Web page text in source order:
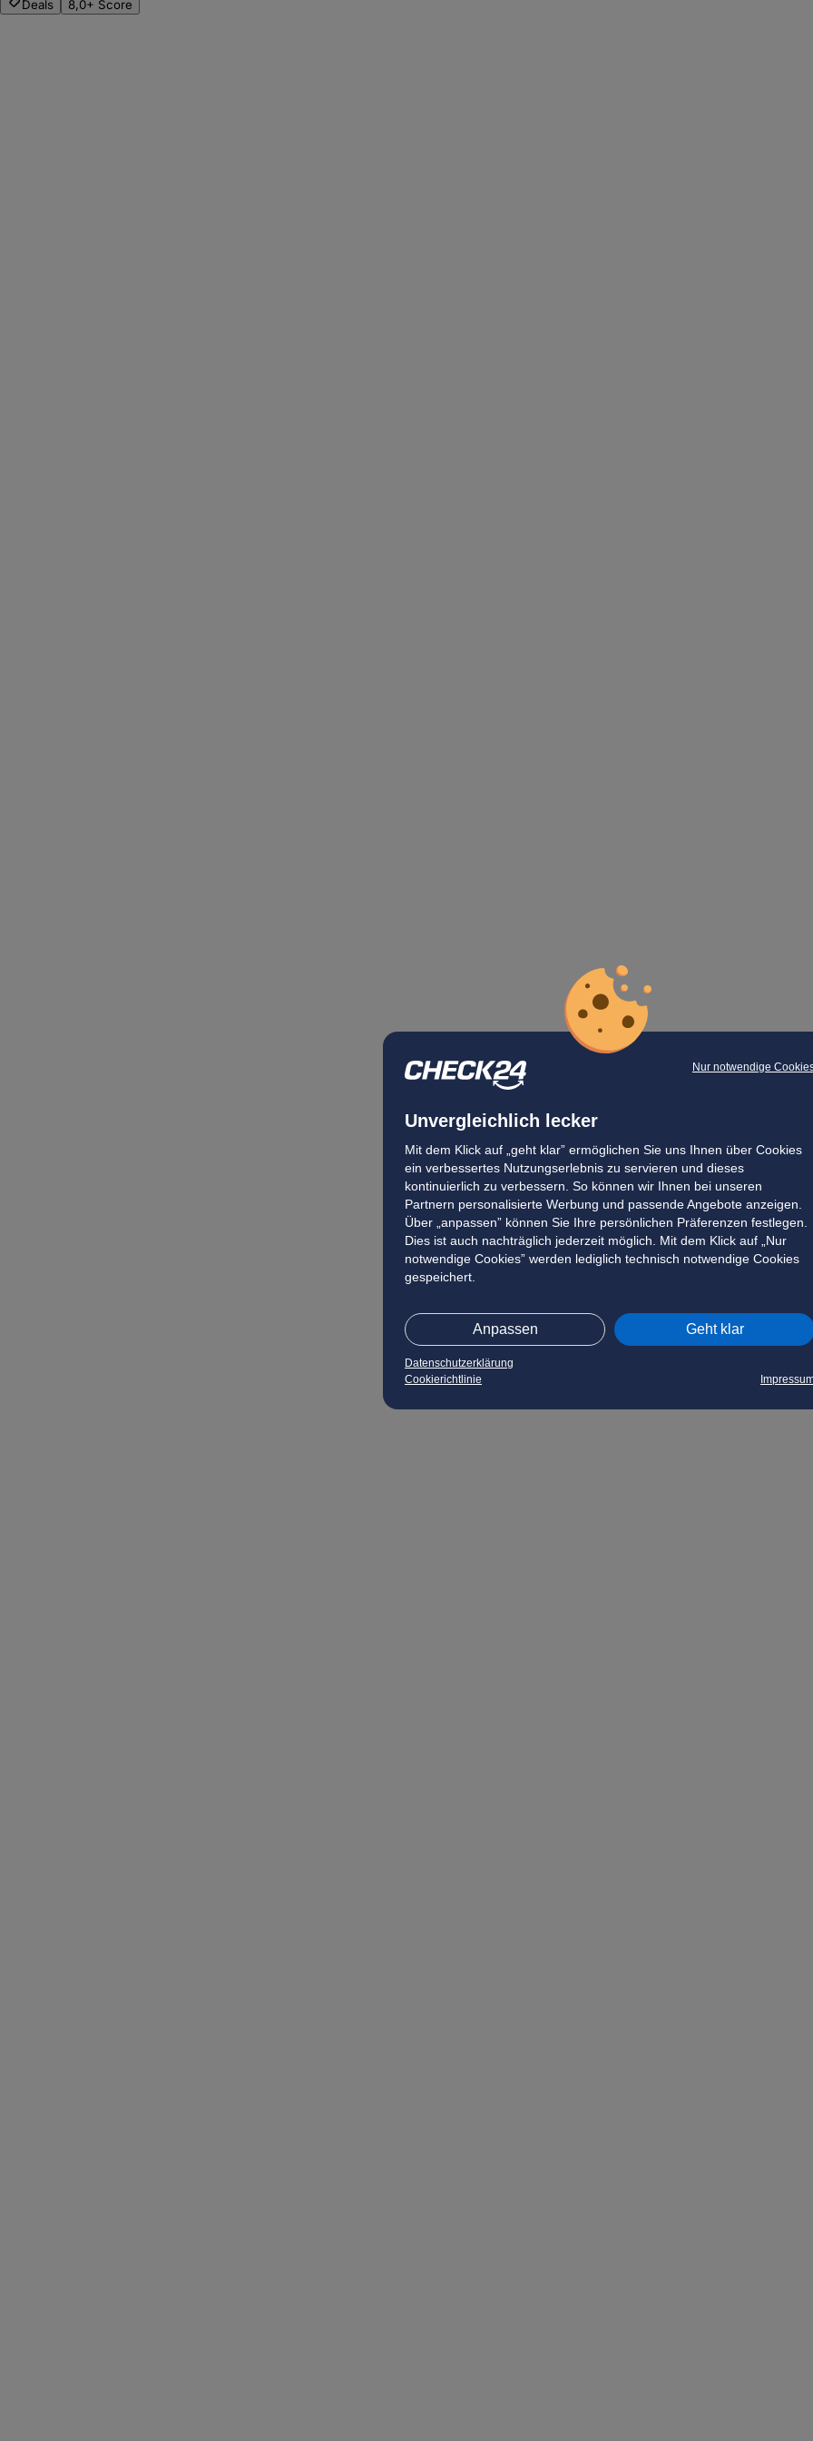
Nur notwendige
Unvergleichlich lecker
Mit dem Klick auf „geht klar” ermöglichen Sie uns Ihnen über Cookies
ein verbessertes Nutzungserlebnis zu servieren und dieses
kontinuierlich zu verbessern. So können wir Ihnen bei unseren
Partnern personalisierte Werbung und passende Angebote anzeigen.
Über „anpassen” können Sie Ihre persönlichen Präferenzen festlegen.
Dies ist auch nachträglich jederzeit möglich. Mit dem Klick auf „Nur
notwendige Cookies” werden lediglich technisch notwendige Cookies
gespeichert.
Anpassen Geht klar
Datenschutzerklärung
Cookierichtlinie
Deals 8,0+ Score